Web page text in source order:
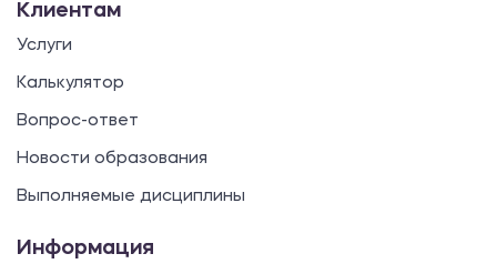
Клиентам
Услуги
Калькулятор
Вопрос-ответ
Новости образования
Выполняемые дисциплины
Информация